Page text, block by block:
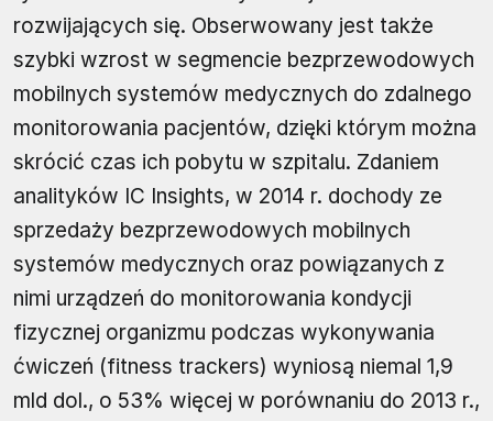
rozwijających się. Obserwowany jest także
szybki wzrost w segmencie bezprzewodowych
mobilnych systemów medycznych do zdalnego
monitorowania pacjentów, dzięki którym można
skrócić czas ich pobytu w szpitalu. Zdaniem
analityków IC Insights, w 2014 r. dochody ze
sprzedaży bezprzewodowych mobilnych
systemów medycznych oraz powiązanych z
nimi urządzeń do monitorowania kondycji
fizycznej organizmu podczas wykonywania
ćwiczeń (fitness trackers) wyniosą niemal 1,9
mld dol., o 53% więcej w porównaniu do 2013 r.,